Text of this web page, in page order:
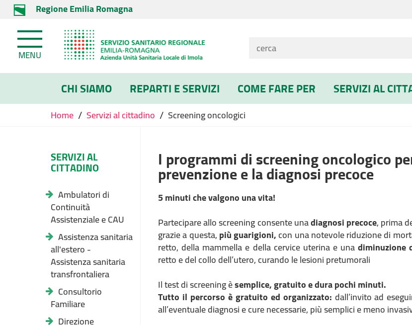
Regione Emilia Romagna
MENU
CHI SIAMO REPARTI E SERVIZI COME FARE PER SERVIZI AL
Home / Servizi al cittadino / Screening oncologici
SERVIZI AL
CITTADINO
Ambulatori di
Continuità
Assistenziale e CAU
Assistenza sanitaria
all'estero -
Assistenza sanitaria
transfrontaliera
Consultorio
Familiare
Direzione
I programmi di screening oncologico
prevenzione e la diagnosi precoce
5 minuti che valgono una vita!
Partecipare allo screening consente unadiagnosi precoce, prima
grazie a questa,più guarigioni,con una notevole riduzione di
retto, della mammella e della cervice uterina e unadiminuzione
retto e del collo dell’utero, curando le lesioni pretumorali
Il test di screening èsemplice, gratuito e dura pochi minuti.
Tutto il percorso è gratuito ed organizzato: dall’invito ad
all’eventuale diagnosi e cure necessarie, più semplici e meno